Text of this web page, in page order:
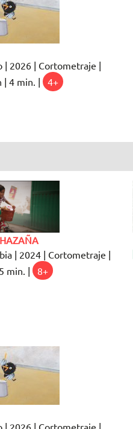
| 2026 | Cortometraje |
| 4 min. |
4+
| 2024 | Cortometraje |
min. |
8+
| 2026 | Cortometraje |